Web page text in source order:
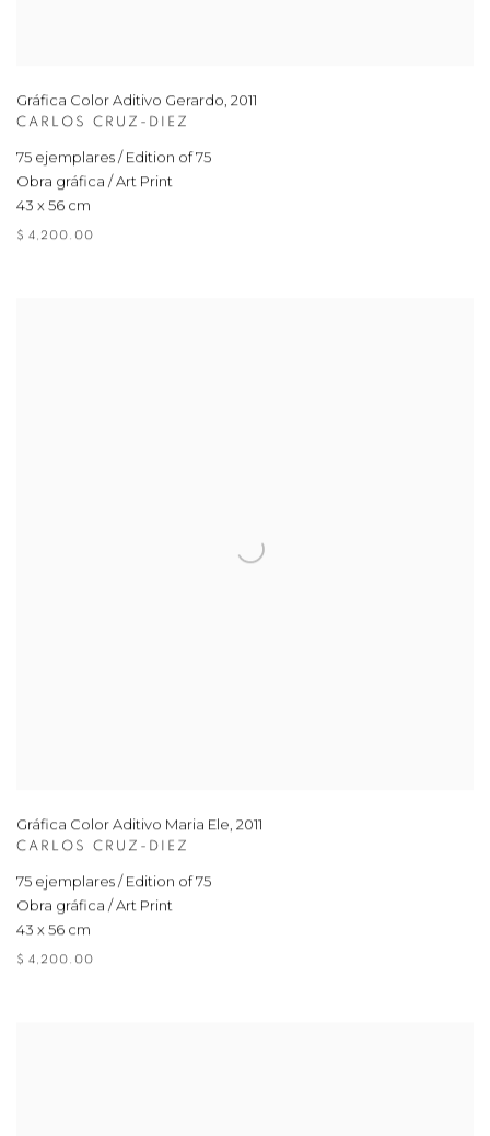
Gráfica Color Aditivo Gerardo, 2011
CARLOS CRUZ-DIEZ
75 ejemplares / Edition of 75
Obra gráfica / Art Print
43 x 56 cm
$ 4,200.00
Gráfica Color Aditivo Maria Ele, 2011
CARLOS CRUZ-DIEZ
75 ejemplares / Edition of 75
Obra gráfica / Art Print
43 x 56 cm
$ 4,200.00